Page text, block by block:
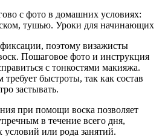
поэтому визажисты
Пошаговое фото и инструкция
с тонкостями макияжа.
быстроты, так как состав
застывать.
при помощи воска позволяет
в течение всего дня,
или рода занятий.